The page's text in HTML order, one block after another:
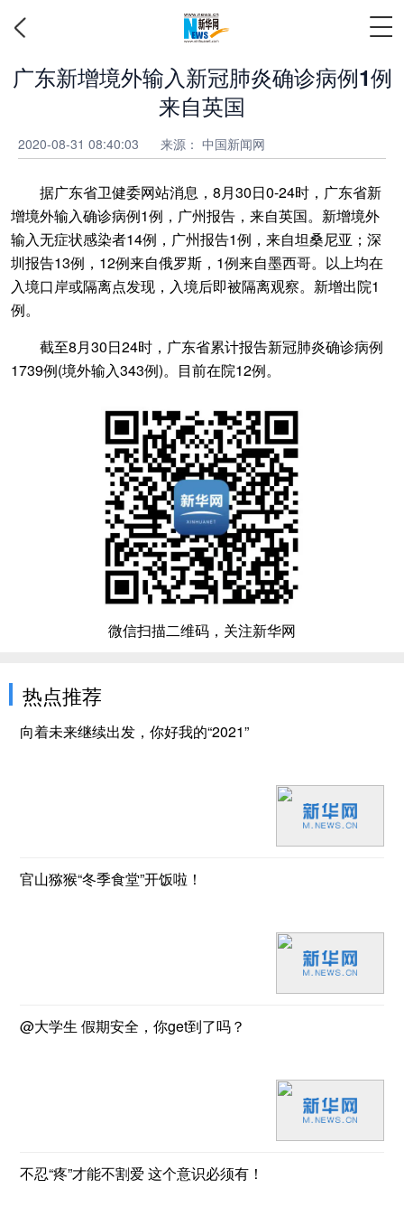
广东新增境外输入新冠肺炎确诊病例1例
来自英国
2020-08-31 08:40:03 来源： 中国新闻网
据广东省卫健委网站消息，8月30日0-24时，广东省新
增境外输入确诊病例1例，广州报告，来自英国。新增境外
输入无症状感染者14例，广州报告1例，来自坦桑尼亚；深
圳报告13例，12例来自俄罗斯，1例来自墨西哥。以上均在
入境口岸或隔离点发现，入境后即被隔离观察。新增出院1
例。
截至8月30日24时，广东省累计报告新冠肺炎确诊病例
1739例(境外输入343例)。目前在院12例。
微信扫描二维码，关注新华网
热点推荐
向着未来继续出发，你好我的“2021”
官山猕猴“冬季食堂”开饭啦！
@大学生 假期安全，你get到了吗？
不忍“疼”才能不割爱 这个意识必须有！